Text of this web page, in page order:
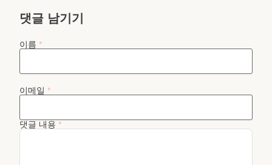
댓글 남기기
이름 *
이메일 *
댓글 내용 *